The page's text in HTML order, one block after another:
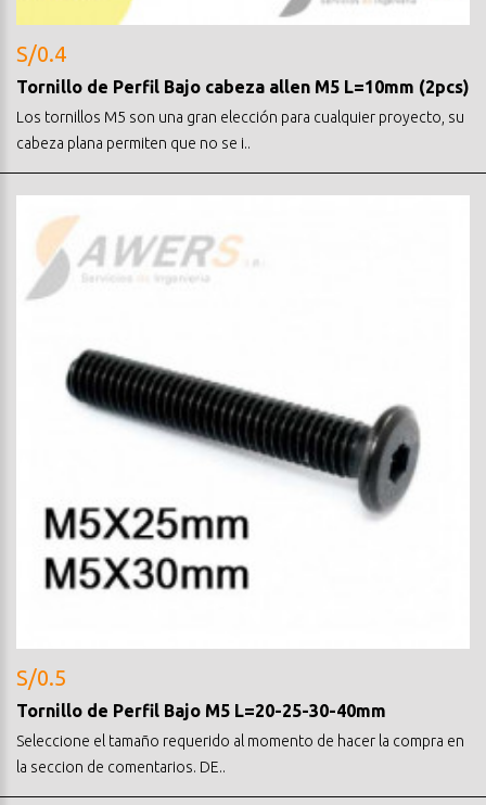
S/0.4
Tornillo de Perfil Bajo cabeza allen M5 L=10mm (2pcs)
Los tornillos M5 son una gran elección para cualquier proyecto, su
cabeza plana permiten que no se i..
S/0.5
Tornillo de Perfil Bajo M5 L=20-25-30-40mm
Seleccione el tamaño requerido al momento de hacer la compra en
la seccion de comentarios. DE..